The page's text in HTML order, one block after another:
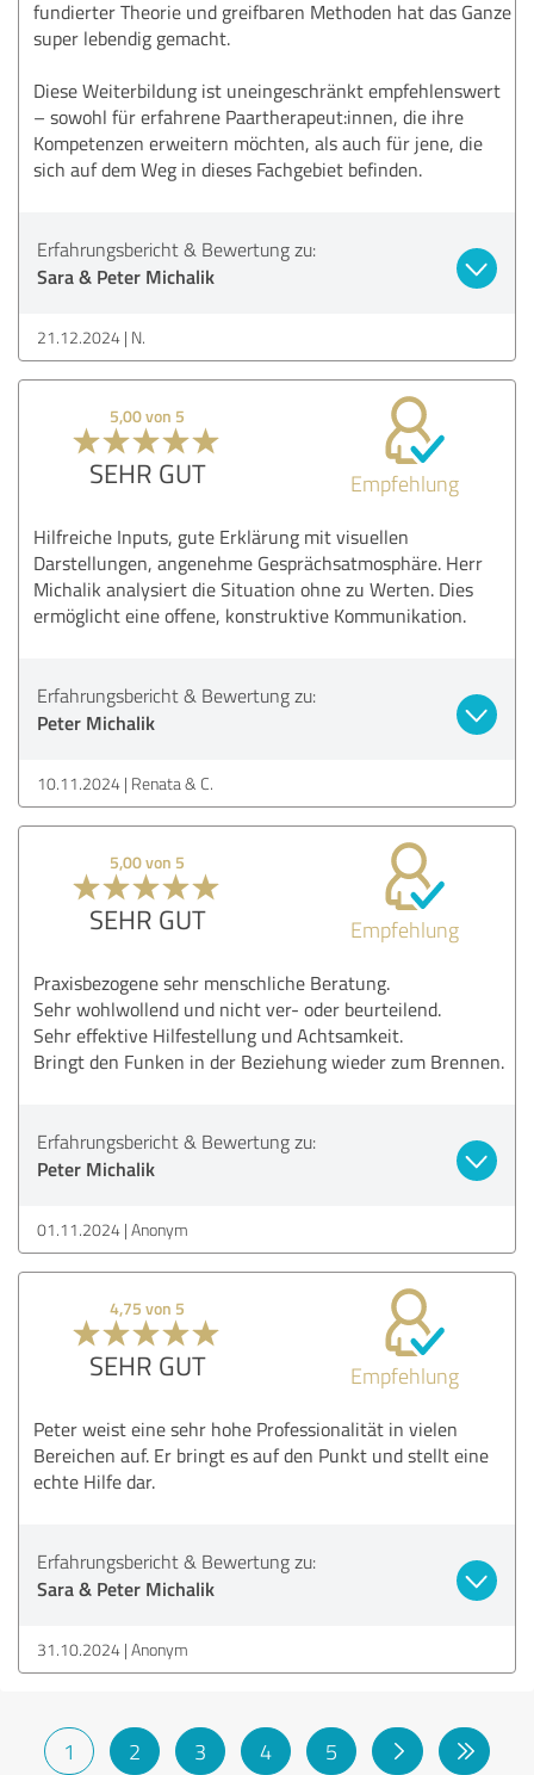
fundierter Theorie und greifbaren Methoden hat das Ganze
super lebendig gemacht.
Diese Weiterbildung ist uneingeschränkt empfehlenswert
– sowohl für erfahrene Paartherapeut:innen, die ihre
Kompetenzen erweitern möchten, als auch für jene, die
sich auf dem Weg in dieses Fachgebiet befinden.
Erfahrungsbericht & Bewertung zu:
Sara & Peter Michalik
21.12.2024 N.
5,00 von 5
SEHR GUT Empfehlung
Hilfreiche Inputs, gute Erklärung mit visuellen
Darstellungen, angenehme Gesprächsatmosphäre. Herr
Michalik analysiert die Situation ohne zu Werten. Dies
ermöglicht eine offene, konstruktive Kommunikation.
Erfahrungsbericht & Bewertung zu:
Peter Michalik
10.11.2024 Renata & C.
5,00 von 5
SEHR GUT Empfehlung
Praxisbezogene sehr menschliche Beratung.
Sehr wohlwollend und nicht ver- oder beurteilend.
Sehr effektive Hilfestellung und Achtsamkeit.
Bringt den Funken in der Beziehung wieder zum Brennen.
Erfahrungsbericht & Bewertung zu:
Peter Michalik
01.11.2024 Anonym
4,75 von 5
SEHR GUT Empfehlung
Peter weist eine sehr hohe Professionalität in vielen
Bereichen auf. Er bringt es auf den Punkt und stellt eine
echte Hilfe dar.
Erfahrungsbericht & Bewertung zu:
Sara & Peter Michalik
31.10.2024 Anonym
1 2 3 4 5